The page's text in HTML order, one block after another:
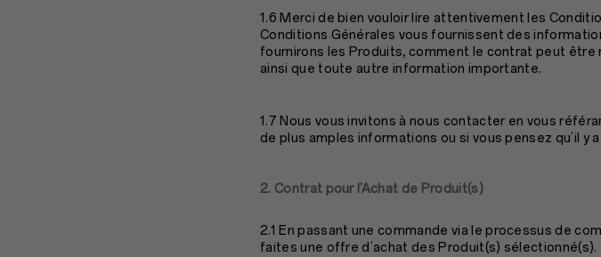
1.6 Merci de bien vouloir lire attentivement les
Conditions Générales vous fournissent des
fournirons les Produits, comment le contrat peut
ainsi que toute autre information importante.
1.7 Nous vous invitons à nous contacter en vous
de plus amples informations ou si vous pensez qu’il y
2. Contrat pour l’Achat de Produit(s)
2.1 En passant une commande via le processus de
faites une offre d’achat des Produit(s) sélectionné(s).